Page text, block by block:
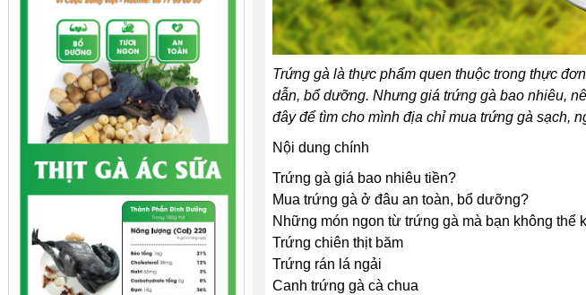
Trứng gà là thực phẩm quen thuộc trong thực
dẫn, bổ dưỡng. Nhưng giá trứng gà bao nhiêu,
đây để tìm cho mình địa chỉ mua trứng gà sạch,
Nội dung chính
Trứng gà giá bao nhiêu tiền?
Mua trứng gà ở đâu an toàn, bổ dưỡng?
Những món ngon từ trứng gà mà bạn không thể
Trứng chiên thịt băm
Trứng rán lá ngải
Canh trứng gà cà chua